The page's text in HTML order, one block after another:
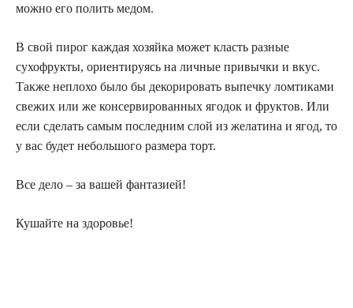
можно его полить медом.
В свой пирог каждая хозяйка может класть разные
сухофрукты, ориентируясь на личные привычки и вкус.
Также неплохо было бы декорировать выпечку ломтиками
свежих или же консервированных ягодок и фруктов. Или
если сделать самым последним слой из желатина и ягод, то
у вас будет небольшого размера торт.
Все дело – за вашей фантазией!
Кушайте на здоровье!